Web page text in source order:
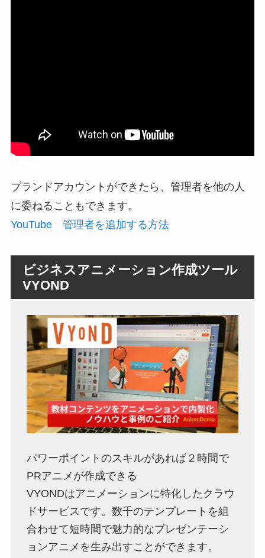
ブランドアカウントができたら、管理者を他の人
に委ねることもできます。
YouTube 管理者を追加する方法
ビジネスアニメーション作成ツール
VYOND
パワーポイントのスキルがあれば２時間で
PRアニメが作成できる
VYONDはアニメーションに特化したクラウ
ドサービスです。数千のテンプレートを組
合わせて短時間で魅力的なプレゼンテーシ
ョンアニメを生み出すことができます。